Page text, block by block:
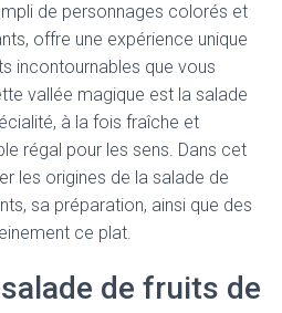
de personnages colorés et
offre une expérience unique
incontournables que vous
vallée magique est la salade
à la fois fraîche et
régal pour les sens. Dans cet
les origines de la salade de
sa préparation, ainsi que des
ce plat.
de fruits de